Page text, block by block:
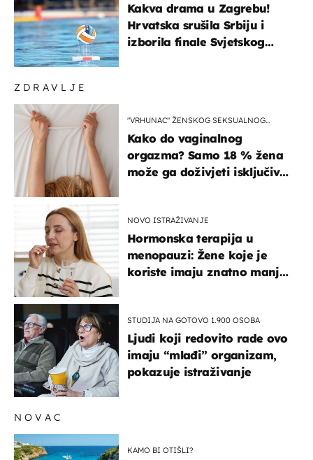
ZDRAVLJE
"VRHUNAC" ŽENSKOG SEKSUALNOG
Kako do vaginalnog
orgazma? Samo 18 % žena
može ga doživjeti isključivo
NOVO ISTRAŽIVANJE
Hormonska terapija u
menopauzi: Žene koje je
koriste imaju znatno manji
STUDIJA NA GOTOVO 1.900 OSOBA
Ljudi koji redovito rade ovo
imaju “mlađi” organizam,
pokazuje istraživanje
Kakva drama u Zagrebu!
Hrvatska srušila Srbiju i
izborila finale Svjetskog
NOVAC
KAMO BI OTIŠLI?